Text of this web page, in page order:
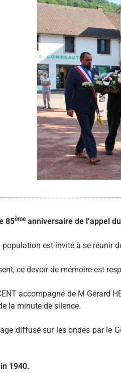
85èmeanniversaire de l’appel
est invité à se réunir
ce devoir de mémoire est
accompagné de M Gérard
la minute de silence.
diffusé sur les ondes par le
1940.